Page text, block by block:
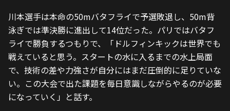
川本選手は本命の50mバタフライで予選敗退し、50m背
泳ぎでは準決勝に進出して14位だった。パリではバタフ
ライで勝負するつもりで、「ドルフィンキックは世界でも
戦えていると思う。スタートの水に入るまでの水上局面
で、技術の差や力強さが自分にはまだ圧倒的に足りていな
い。この大会で出た課題を毎日意識しながらやるのが必要
になっていく」と話す。